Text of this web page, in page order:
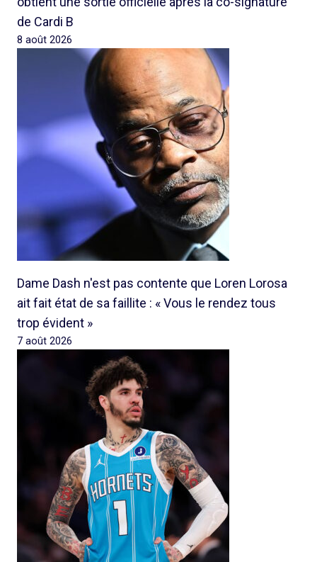
de Cardi B
8 août 2026
Dame Dash n'est pas contente que Loren Lorosa
ait fait état de sa faillite : « Vous le rendez tous
trop évident »
7 août 2026